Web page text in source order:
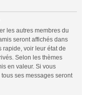
les autres membres du
seront affichés dans
rapide, voir leur état de
Selon les thèmes
en valeur. Si vous
ses messages seront